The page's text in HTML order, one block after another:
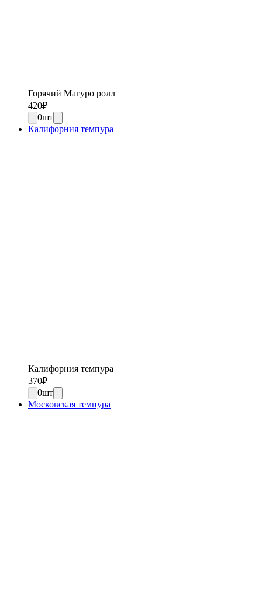
Горячий Магуро ролл
420₽
0шт
Калифорния темпура
Калифорния темпура
370₽
0шт
Московская темпура